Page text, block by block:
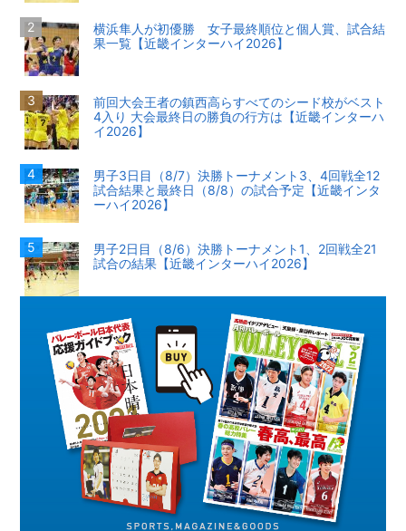
横浜隼人が初優勝 女子最終順位と個人賞、試合結
果一覧【近畿インターハイ2026】
前回大会王者の鎮西高らすべてのシード校がベスト
4入り 大会最終日の勝負の行方は【近畿インターハ
イ2026】
男子3日目（8/7）決勝トーナメント3、4回戦全12
試合結果と最終日（8/8）の試合予定【近畿インタ
ーハイ2026】
男子2日目（8/6）決勝トーナメント1、2回戦全21
試合の結果【近畿インターハイ2026】